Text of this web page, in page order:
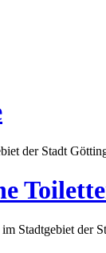
der Stadt
Stadtgebiet der